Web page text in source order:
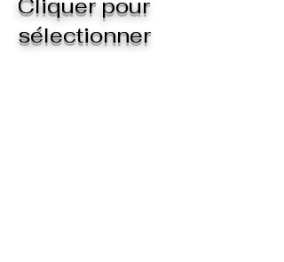
Cliquer pour
sélectionner